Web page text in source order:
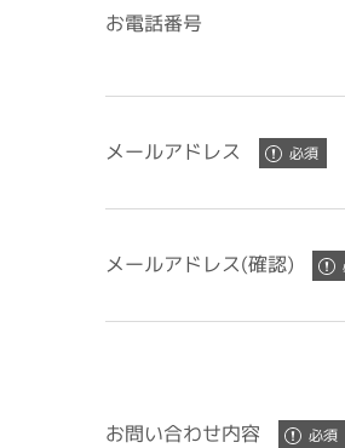
お電話番号
メールアドレス
メールアドレス(確認)
お問い合わせ内容